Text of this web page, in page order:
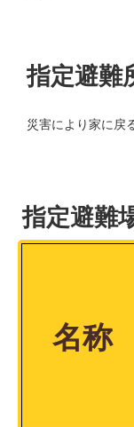
指定避難
災害により家に戻
指定避難
名称